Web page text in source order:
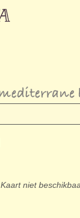
Kaart niet